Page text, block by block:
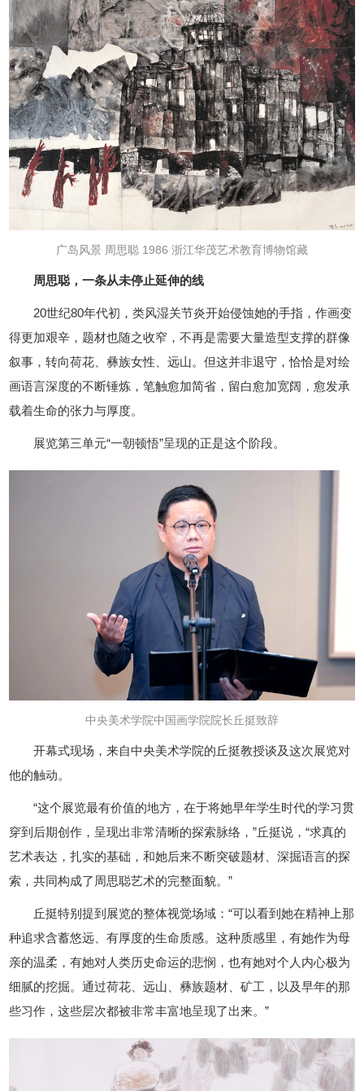
广岛风景 周思聪 1986 浙江华茂艺术教育博物馆藏
周思聪，一条从未停止延伸的线
20世纪80年代初，类风湿关节炎开始侵蚀她的手指，作画变
得更加艰辛，题材也随之收窄，不再是需要大量造型支撑的群像
叙事，转向荷花、彝族女性、远山。但这并非退守，恰恰是对绘
画语言深度的不断锤炼，笔触愈加简省，留白愈加宽阔，愈发承
载着生命的张力与厚度。
展览第三单元“一朝顿悟”呈现的正是这个阶段。
中央美术学院中国画学院院长丘挺致辞
开幕式现场，来自中央美术学院的丘挺教授谈及这次展览对
他的触动。
“这个展览最有价值的地方，在于将她早年学生时代的学习贯
穿到后期创作，呈现出非常清晰的探索脉络，”丘挺说，“求真的
艺术表达，扎实的基础，和她后来不断突破题材、深掘语言的探
索，共同构成了周思聪艺术的完整面貌。”
丘挺特别提到展览的整体视觉场域：“可以看到她在精神上那
种追求含蓄悠远、有厚度的生命质感。这种质感里，有她作为母
亲的温柔，有她对人类历史命运的悲悯，也有她对个人内心极为
细腻的挖掘。通过荷花、远山、彝族题材、矿工，以及早年的那
些习作，这些层次都被非常丰富地呈现了出来。”